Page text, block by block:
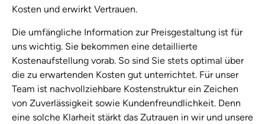
Kosten und erwirkt Vertrauen.
Die umfängliche Information zur Preisgestaltung ist für
uns wichtig. Sie bekommen eine detaillierte
Kostenaufstellung vorab. So sind Sie stets optimal über
die zu erwartenden Kosten gut unterrichtet. Für unser
Team ist nachvollziehbare Kostenstruktur ein Zeichen
von Zuverlässigkeit sowie Kundenfreundlichkeit. Denn
eine solche Klarheit stärkt das Zutrauen in wir und unsere